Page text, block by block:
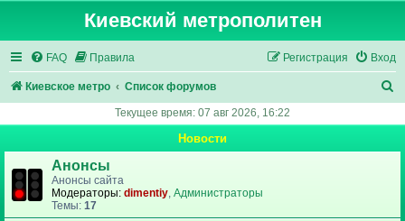
Киевский метрополитен
FAQ Правила Вход
Регистрация
Киевское метро Список форумов
Текущее время: 07 авг 2026, 16:22
Новости
Анонсы
Анонсы сайта
Модераторы: dimentiy, Администраторы
Темы: 17